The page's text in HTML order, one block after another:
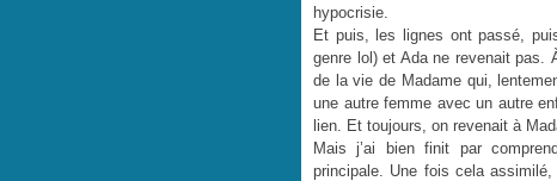
hypocrisie.
Et puis, les lignes ont passé,
genre lol) et Ada ne revenait pas.
de la vie de Madame qui,
une autre femme avec un autre
lien. Et toujours, on revenait à
Mais j’ai bien finit par
principale. Une fois cela